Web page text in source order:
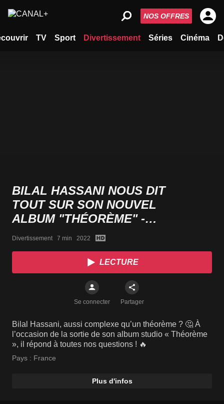
TV Sport Divertissement Séries Cinéma
NOS OFFRES
BILAL HASSANI NOUS DIT
TOUT SUR SON NOUVEL
ALBUM "THÉORÈME" -
TRACKLIST
Divertissement   7 min   2022
LECTURE
Se connecter Partager
Bilal Hassani, aussi complexe qu’un théorème ? 🤔 À
l’occasion de la sortie de son album studio « Théorème
», il répond à toutes nos questions ! 🔥
Pays : France
Plus d'infos